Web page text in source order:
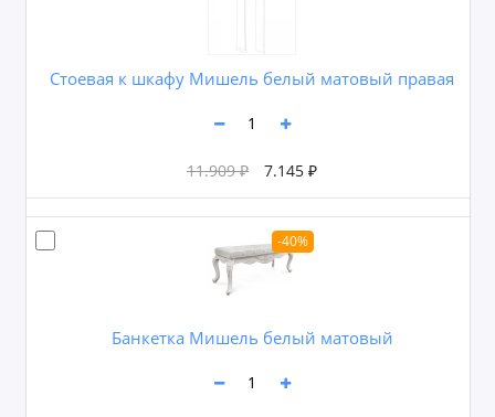
Cтоевая к шкафу Мишель белый матовый правая
11.909 ₽ 7.145 ₽
-40%
Банкетка Мишель белый матовый